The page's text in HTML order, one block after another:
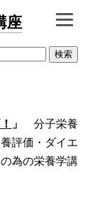
座
」
分子栄養
評価・ダイエ
為の栄養学講